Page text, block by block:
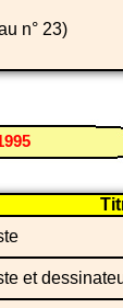
n° 23)
et